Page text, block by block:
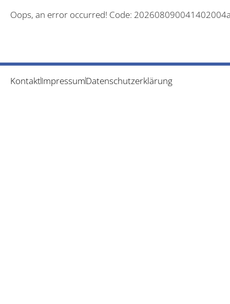
Oops, an error occurred! Code:
KontaktImpressumDatenschutzerklärung